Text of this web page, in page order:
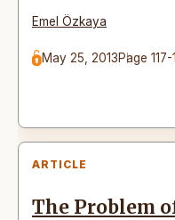
Emel Özkaya
May 25, 2013Page 117-
ARTICLE
The Problem